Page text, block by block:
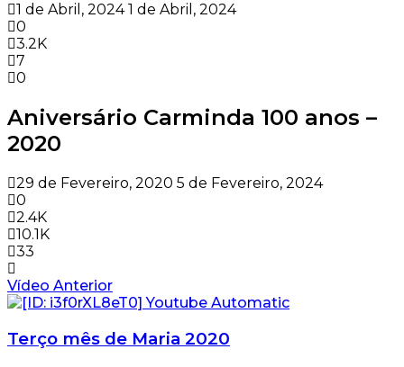
1 de Abril, 2024 1 de Abril, 2024
0
3.2K
7
0
Aniversário Carminda 100 anos –
2020
29 de Fevereiro, 2020 5 de Fevereiro, 2024
0
2.4K
10.1K
33
Vídeo Anterior
Terço mês de Maria 2020